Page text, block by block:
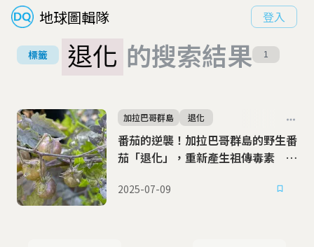
地球圖輯隊 登入
標籤 退化 的搜索結果 1
番茄的逆襲！加拉巴哥群島的野生番
茄「退化」，重新產生祖傳毒素 科
加拉巴哥群島 退化
2025-07-09